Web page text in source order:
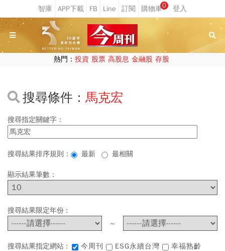
0
熱門： 投資 股票 高股息 金融股 存股
搜尋條件： 馬克宏
搜尋指定關鍵字：
搜尋結果排序規則： 最新 最相關
顯示結果筆數：
搜尋結果限定年份 :
~
搜尋結果指定網站 : 今周刊 ESG永續台灣 幸福熟齡